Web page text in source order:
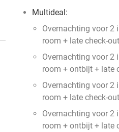
Multideal:
Overnachting voor 2
room + late check-out
Overnachting voor 2
room + ontbijt + late
Overnachting voor 2
room + late check-out
Overnachting voor 2
room + ontbijt + late